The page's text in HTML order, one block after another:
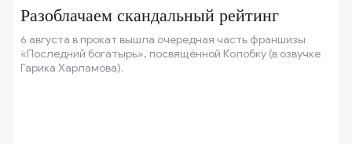
Разоблачаем скандальный рейтинг
6 августа в прокат вышла очередная часть франшизы
«Последний богатырь», посвящённой Колобку (в озвучке
Гарика Харламова).